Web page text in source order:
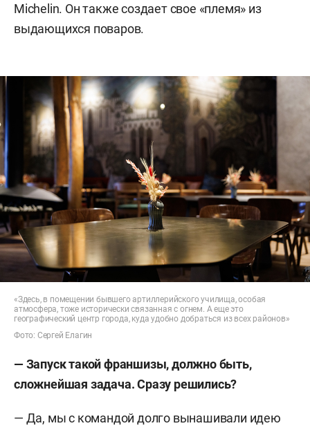
Michelin. Он также создает свое «племя» из
выдающихся поваров.
«Здесь, в помещении бывшего артиллерийского училища, особая
атмосфера, тоже исторически связанная с огнем. А еще это
географический центр города, куда удобно добраться из всех районов»
Фото: Сергей Елагин
— Запуск такой франшизы, должно быть,
сложнейшая задача. Сразу решились?
— Да, мы с командой долго вынашивали идею